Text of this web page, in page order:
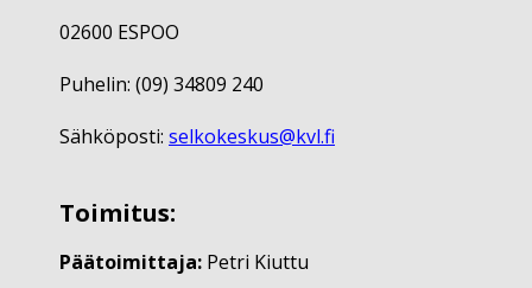
02600 ESPOO
Puhelin: (09) 34809 240
Sähköposti: selkokeskus@kvl.fi
Toimitus:
Päätoimittaja: Petri Kiuttu